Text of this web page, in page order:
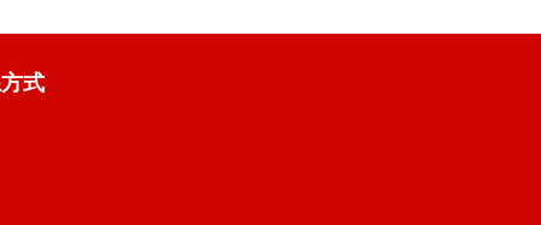
式